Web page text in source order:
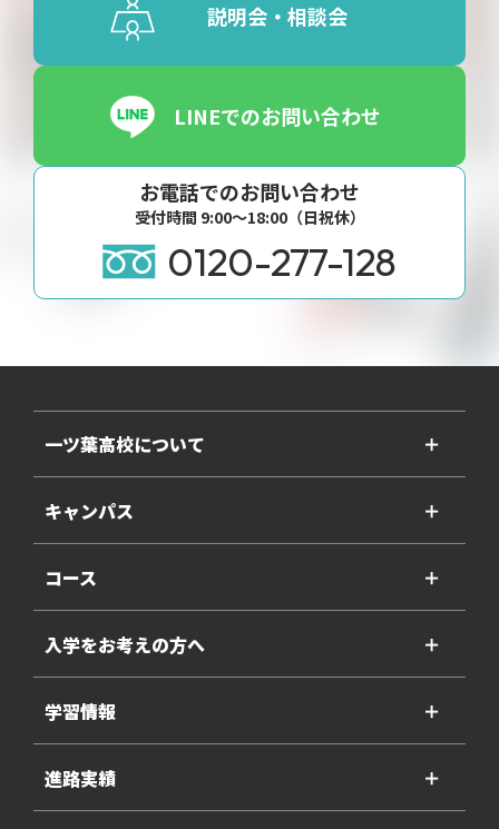
説明会・相談会
LINEでのお問い合わせ
お電話でのお問い合わせ
受付時間 9:00〜18:00（日祝休）
0120-277-128
一ツ葉高校について ＋
キャンパス ＋
コース ＋
入学をお考えの方へ ＋
学習情報 ＋
進路実績 ＋